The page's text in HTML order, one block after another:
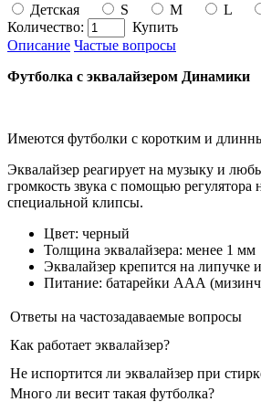
Детская
S M L
Количество:
Купить
Описание Частые вопросы
Футболка с эквалайзером Динамики
Имеются футболки с коротким и
Эквалайзер реагирует на музыку и
громкость звука с помощью
специальной клипсы.
Цвет: черный
Толщина эквалайзера: менее 1 мм
Эквалайзер крепится на липучке
Питание: батарейки ААА
Ответы на частозадаваемые вопросы
Как работает эквалайзер?
Не испортится ли эквалайзер при
Много ли весит такая футболка?